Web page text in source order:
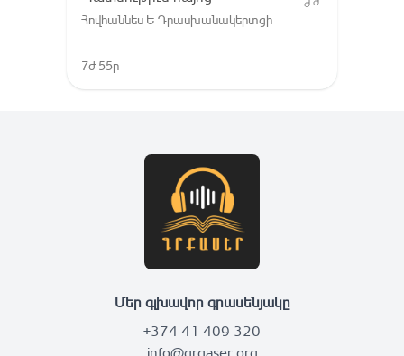
Հովհաննես Ե Դրասխանակերտցի
7ժ 55ր
Մեր գլխավոր գրասենյակը
+374 41 409 320
info@grqaser.org